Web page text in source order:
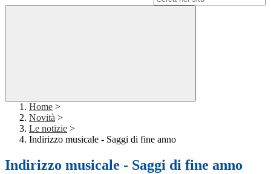
Home >
Novità >
Le notizie >
Indirizzo musicale - Saggi di fine anno
Indirizzo musicale - Saggi di fine anno